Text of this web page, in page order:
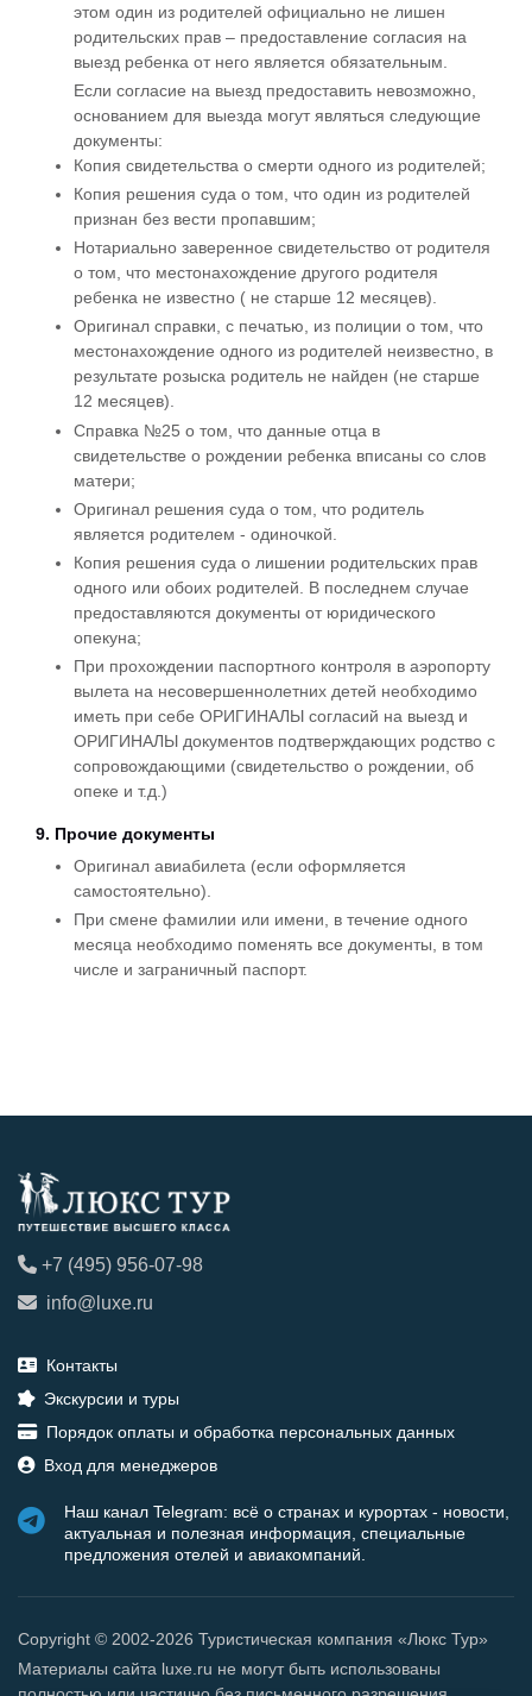
этом один из родителей официально не лишен
родительских прав – предоставление согласия на
выезд ребенка от него является обязательным.
Если согласие на выезд предоставить невозможно,
основанием для выезда могут являться следующие
документы:
Копия свидетельства о смерти одного из родителей;
Копия решения суда о том, что один из родителей
признан без вести пропавшим;
Нотариально заверенное свидетельство от родителя
о том, что местонахождение другого родителя
ребенка не известно ( не старше 12 месяцев).
Оригинал справки, с печатью, из полиции о том, что
местонахождение одного из родителей неизвестно, в
результате розыска родитель не найден (не старше
12 месяцев).
Справка №25 о том, что данные отца в
свидетельстве о рождении ребенка вписаны со слов
матери;
Оригинал решения суда о том, что родитель
является родителем - одиночкой.
Копия решения суда о лишении родительских прав
одного или обоих родителей. В последнем случае
предоставляются документы от юридического
опекуна;
При прохождении паспортного контроля в аэропорту
вылета на несовершеннолетних детей необходимо
иметь при себе ОРИГИНАЛЫ согласий на выезд и
ОРИГИНАЛЫ документов подтверждающих родство с
сопровождающими (свидетельство о рождении, об
опеке и т.д.)
9. Прочие документы
Оригинал авиабилета (если оформляется
самостоятельно).
При смене фамилии или имени, в течение одного
месяца необходимо поменять все документы, в том
числе и заграничный паспорт.
+7 (495) 956-07-98
info@luxe.ru
Контакты
Экскурсии и туры
Порядок оплаты и обработка персональных данных
Вход для менеджеров
Наш канал Telegram: всё о странах и курортах - новости,
актуальная и полезная информация, специальные
предложения отелей и авиакомпаний.
Copyright © 2002-2026 Туристическая компания «Люкс Тур»
Материалы сайта luxe.ru не могут быть использованы